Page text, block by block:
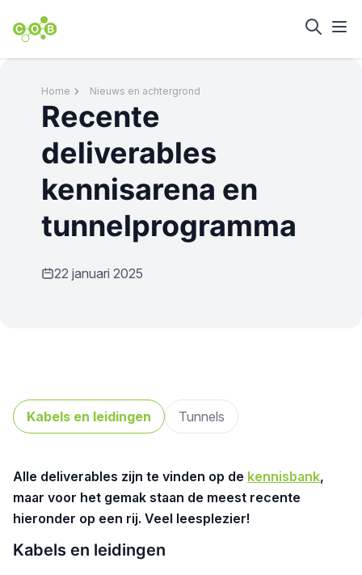
Home Nieuws en achtergrond
Recente
deliverables
kennisarena en
tunnelprogramma
22 januari 2025
Kabels en leidingen Tunnels
Alle deliverables zijn te vinden op de kennisbank,
maar voor het gemak staan de meest recente
hieronder op een rij. Veel leesplezier!
Kabels en leidingen